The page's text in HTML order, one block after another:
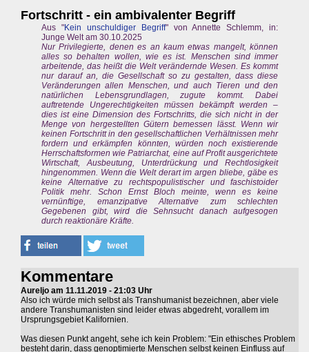
Fortschritt - ein ambivalenter Begriff
Aus "Kein unschuldiger Begriff" von Annette Schlemm, in:
Junge Welt am 30.10.2025
Nur Privilegierte, denen es an kaum etwas mangelt, können
alles so behalten wollen, wie es ist. Menschen sind immer
arbeitende, das heißt die Welt verändernde Wesen. Es kommt
nur darauf an, die Gesellschaft so zu gestalten, dass diese
Veränderungen allen Menschen, und auch Tieren und den
natürlichen Lebensgrundlagen, zugute kommt. Dabei
auftretende Ungerechtigkeiten müssen bekämpft werden –
dies ist eine Dimension des Fortschritts, die sich nicht in der
Menge von hergestellten Gütern bemessen lässt. Wenn wir
keinen Fortschritt in den gesellschaftlichen Verhältnissen mehr
fordern und erkämpfen könnten, würden noch existierende
Herrschaftsformen wie Patriarchat, eine auf Profit ausgerichtete
Wirtschaft, Ausbeutung, Unterdrückung und Rechtlosigkeit
hingenommen. Wenn die Welt derart im argen bliebe, gäbe es
keine Alternative zu rechtspopulistischer und faschistoider
Politik mehr. Schon Ernst Bloch meinte, wenn es keine
vernünftige, emanzipative Alternative zum schlechten
Gegebenen gibt, wird die Sehnsucht danach aufgesogen
durch reaktionäre Kräfte.
Kommentare
Aureljo am 11.11.2019 - 21:03 Uhr
Also ich würde mich selbst als Transhumanist bezeichnen, aber viele
andere Transhumanisten sind leider etwas abgedreht, vorallem im
Ursprungsgebiet Kalifornien.
Was diesen Punkt angeht, sehe ich kein Problem: "Ein ethisches Problem
besteht darin, dass genoptimierte Menschen selbst keinen Einfluss auf